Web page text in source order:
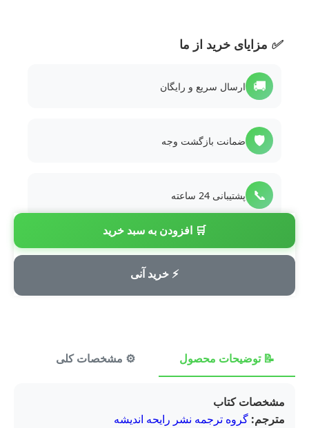
🛒 افزودن به سبد خرید
⚡ خرید آنی
✅ مزایای خرید از ما
🚚 ارسال سریع و رایگان
🛡️ ضمانت بازگشت وجه
📞 پشتیبانی 24 ساعته
💳 پرداخت امن
📝 توضیحات محصول ⚙️ مشخصات کلی
مشخصات کتاب
مترجم: گروه ترجمه نشر رایحه اندیشه